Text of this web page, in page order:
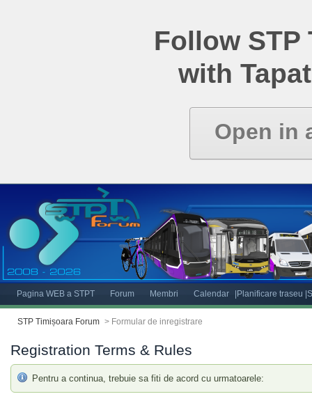
Follow STP
with
Open in
Pagina WEB a STPT Forum Membri Calendar |Planificare traseu
STP Timișoara Forum > Formular de inregistrare
Registration Terms & Rules
Pentru a continua, trebuie sa fiti de acord cu urmatoarele: